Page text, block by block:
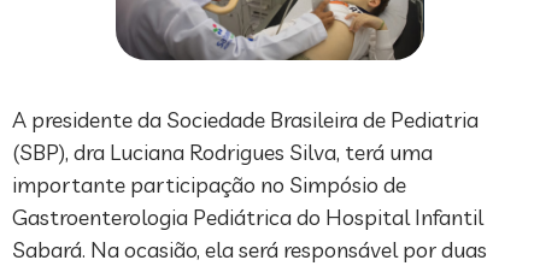
A presidente da Sociedade Brasileira de Pediatria
(SBP), dra Luciana Rodrigues Silva, terá uma
importante participação no Simpósio de
Gastroenterologia Pediátrica do Hospital Infantil
Sabará. Na ocasião, ela será responsável por duas